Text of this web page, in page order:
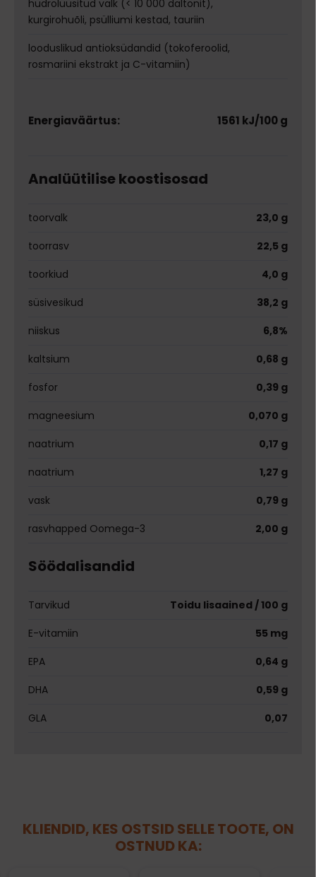
hüdrolüüsitud valk (< 10 000 daltonit),
kurgirohuõli, psülliumi kestad, tauriin
looduslikud antioksüdandid (tokoferoolid,
rosmariini ekstrakt ja C-vitamiin)
Energiaväärtus: 1561 kJ/100 g
Analüütilise koostisosad
toorvalk
23,0 g
toorrasv
22,5 g
toorkiud
4,0 g
süsivesikud
38,2 g
niiskus
6,8%
kaltsium
0,68 g
fosfor
0,39 g
magneesium
0,070 g
naatrium
0,17 g
naatrium
1,27 g
vask
0,79 g
rasvhapped Oomega-3
2,00 g
Söödalisandid
Tarvikud
Toidu lisaained / 100 g
E-vitamiin
55 mg
EPA
0,64 g
DHA
0,59 g
GLA
0,07
KLIENDID, KES OSTSID SELLE TOOTE, ON
OSTNUD KA: